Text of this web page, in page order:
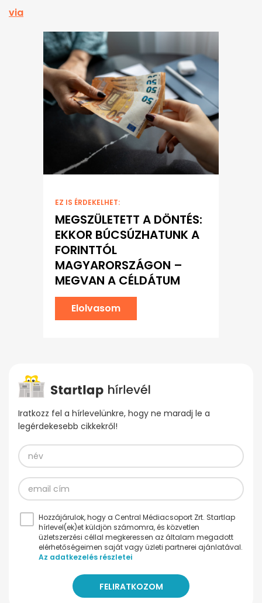
via
EZ IS ÉRDEKELHET:
MEGSZÜLETETT A DÖNTÉS:
EKKOR BÚCSÚZHATUNK A
FORINTTÓL
MAGYARORSZÁGON –
MEGVAN A CÉLDÁTUM
Elolvasom
Iratkozz fel a hírlevelünkre, hogy ne maradj le a
legérdekesebb cikkekről!
Hozzájárulok, hogy a Central Médiacsoport Zrt. Startlap
hírlevel(ek)et küldjön számomra, és közvetlen
üzletszerzési céllal megkeressen az általam megadott
elérhetőségeimen saját vagy üzleti partnerei ajánlatával.
Az adatkezelés részletei